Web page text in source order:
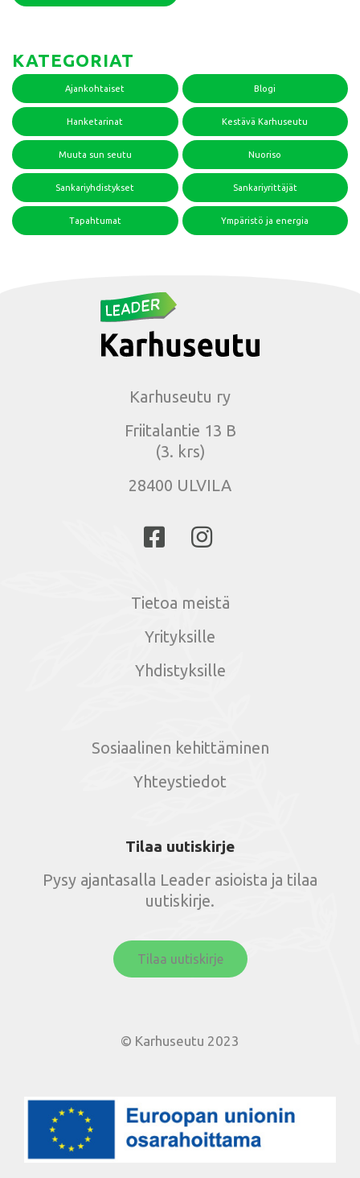
KATEGORIAT
Ajankohtaiset Blogi
Hanketarinat Kestävä Karhuseutu
Muuta sun seutu Nuoriso
Sankariyhdistykset Sankariyrittäjät
Tapahtumat Ympäristö ja energia
Karhuseutu ry
Friitalantie 13 B
(3. krs)
28400 ULVILA
Tietoa meistä
Yrityksille
Yhdistyksille
Sosiaalinen kehittäminen
Yhteystiedot
Tilaa uutiskirje
Pysy ajantasalla Leader asioista ja tilaa
uutiskirje.
Tilaa uutiskirje
© Karhuseutu 2023